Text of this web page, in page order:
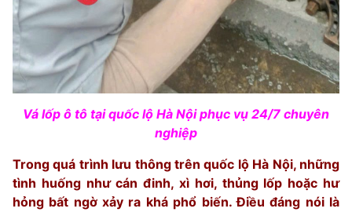
Vá lốp ô tô tại quốc lộ Hà Nội phục vụ 24/7 chuyên
nghiệp
Trong quá trình lưu thông trên quốc lộ Hà Nội, những
tình huống như cán đinh, xì hơi, thủng lốp hoặc hư
hỏng bất ngờ xảy ra khá phổ biến. Điều đáng nói là